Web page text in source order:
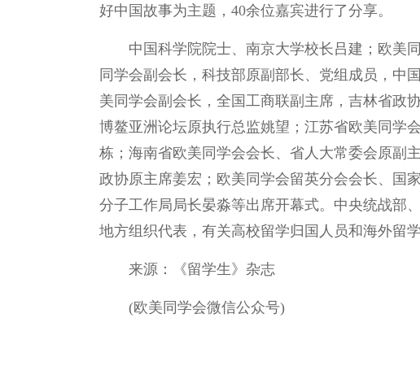
好中国故事为主题，40余位嘉宾进行了分享。
中国科学院院士、南京大学校长吕建；欧美
同学会副会长，科技部原副部长、党组成员，中
美同学会副会长，全国工商联副主席，吉林省政
博鳌亚洲论坛原执行总监姚望；江苏省欧美同学
栋；海南省欧美同学会会长、省人大常委会原副
政协原主席姜宏；欧美同学会留英分会会长、国
分子工作局局长晏淼等出席开幕式。中央统战部
地方组织代表，有关高校留学归国人员和海外留
来源：《留学生》杂志
(欧美同学会微信公众号)